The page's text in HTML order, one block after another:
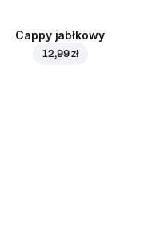
Cappy jabłkowy
12,99 zł